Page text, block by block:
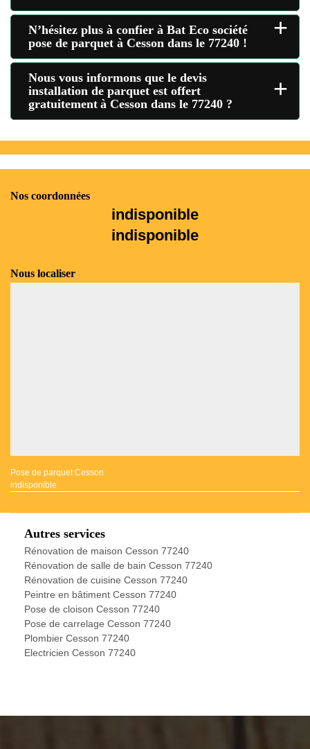
N’hésitez plus à confier à Bat Eco société
pose de parquet à Cesson dans le 77240 !
+
Nous vous informons que le devis
installation de parquet est offert
gratuitement à Cesson dans le 77240 ?
+
Nos coordonnées
indisponible
indisponible
Nous localiser
Pose de parquet Cesson
indisponible
Autres services
Rénovation de maison Cesson 77240
Rénovation de salle de bain Cesson 77240
Rénovation de cuisine Cesson 77240
Peintre en bâtiment Cesson 77240
Pose de cloison Cesson 77240
Pose de carrelage Cesson 77240
Plombier Cesson 77240
Electricien Cesson 77240